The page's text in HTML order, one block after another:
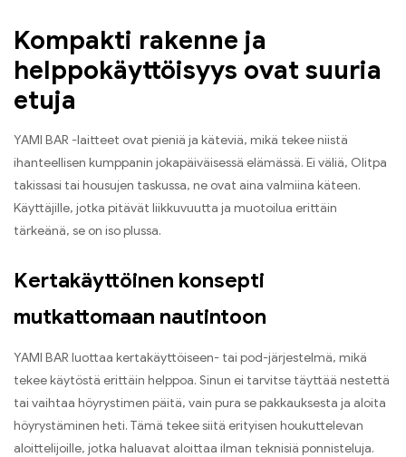
Kompakti rakenne ja
helppokäyttöisyys ovat suuria
etuja
YAMI BAR -laitteet ovat pieniä ja käteviä, mikä tekee niistä
ihanteellisen kumppanin jokapäiväisessä elämässä. Ei väliä, Olitpa
takissasi tai housujen taskussa, ne ovat aina valmiina käteen.
Käyttäjille, jotka pitävät liikkuvuutta ja muotoilua erittäin
tärkeänä, se on iso plussa.
Kertakäyttöinen konsepti
mutkattomaan nautintoon
YAMI BAR luottaa kertakäyttöiseen- tai pod-järjestelmä, mikä
tekee käytöstä erittäin helppoa. Sinun ei tarvitse täyttää nestettä
tai vaihtaa höyrystimen päitä, vain pura se pakkauksesta ja aloita
höyrystäminen heti. Tämä tekee siitä erityisen houkuttelevan
aloittelijoille, jotka haluavat aloittaa ilman teknisiä ponnisteluja.